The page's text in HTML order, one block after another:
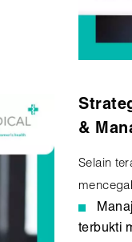
&
Selain
terbukti